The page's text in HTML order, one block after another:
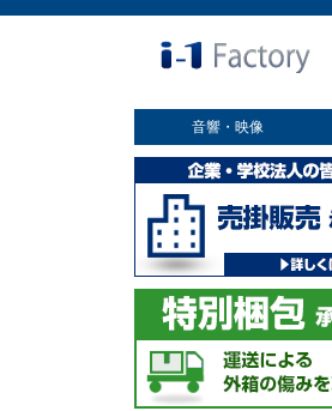
音響・映像
業務用ディスプレイ
プロジェクター
放送・業務用映像システム
書画カメラ
スクリーン
オプション